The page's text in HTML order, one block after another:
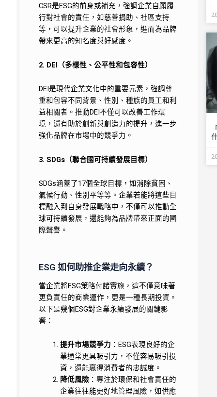
CSR是ESG的前身或補充，強調企業自願履
行對社會的責任，如慈善捐助、社區支持
等，可以提升企業的社會形象，進而為品牌
帶來更高的知名度與好感度。
2. DEI（多樣性、公平性和包容性）
DEI是現代企業文化中的重要元素，強調尊
重和包容不同背景、性別、種族的員工和利
益相關者。推動DEI不僅可以改善工作環
境，還有助於創新與創造力的提升，進一步
強化品牌在市場中的競爭力。
3. SDGs（聯合國可持續發展目標）
SDGs涵蓋了17個全球目標，如消除貧困、
氣候行動、性別平等等。企業若能將這些目
標融入到自身發展戰略中，不僅可以推動全
球可持續發展，還能夠為品牌帶來正面的國
際聲譽。
ESG 如何助推企業走向永續？
當企業將ESG策略付諸實施，這不僅意味著
更負責任的商業運作，更是一種長期投資。
以下是幾個ESG對企業永續發展的關鍵影
響：
提升市場競爭力 ：ESG表現良好的企
業通常更具吸引力，不僅容易吸引投
資，還能贏得消費者的忠誠度。
降低風險 ：專注於環保和社會責任的
企業往往能更好地管理風險，如供應